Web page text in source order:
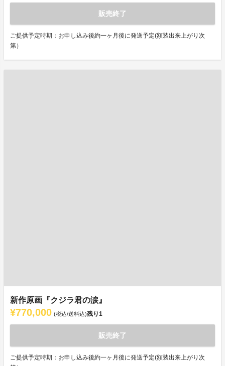
販売終了
ご提供予定時期：お申し込み後約一ヶ月後に発送予定(額装出来上がり次
第）
新作原画『クジラ君の涙』
¥770,000 (税込/送料込)残り1
販売終了
ご提供予定時期：お申し込み後約一ヶ月後に発送予定(額装出来上がり次